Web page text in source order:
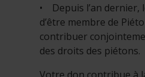
• Depuis l’an dernier,
d’être membre de
contribuer
des droits des piétons.